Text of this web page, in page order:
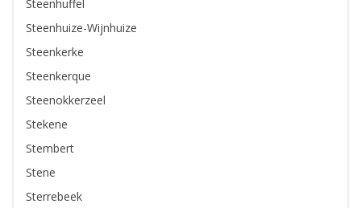
Steenhuffel
Steenhuize-Wijnhuize
Steenkerke
Steenkerque
Steenokkerzeel
Stekene
Stembert
Stene
Sterrebeek